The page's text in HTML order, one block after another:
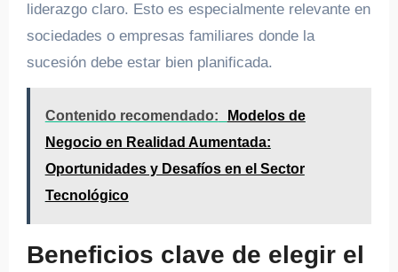
liderazgo claro. Esto es especialmente relevante en
sociedades o empresas familiares donde la
sucesión debe estar bien planificada.
Contenido recomendado:
Modelos de
Negocio en Realidad Aumentada:
Oportunidades y Desafíos en el Sector
Tecnológico
Beneficios clave de elegir el